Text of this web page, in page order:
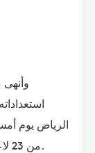
الرياض يوم أمس
من 23 لاعبا بما فيهم خمسة لاعبين محترفين خارجيا.